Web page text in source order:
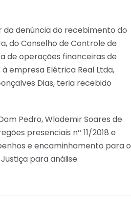
da denúncia do recebimento do
do Conselho de Controle de
de operações financeiras de
empresa Elétrica Real Ltda,
Dias, teria recebido
Pedro, Wlademir Soares de
presenciais nº 11/2018 e
e encaminhamento para o
para análise.